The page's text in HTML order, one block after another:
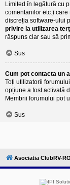
Limited în legătură cu
comentariilor etc.)
discreția software-ului
privire la utilizarea
răspuns clar sau să
Sus
Cum pot contacta un
Toți utilizatorii
opțiune a fost activată
Membrii forumului pot
Sus
Asociatia ClubRV-RO